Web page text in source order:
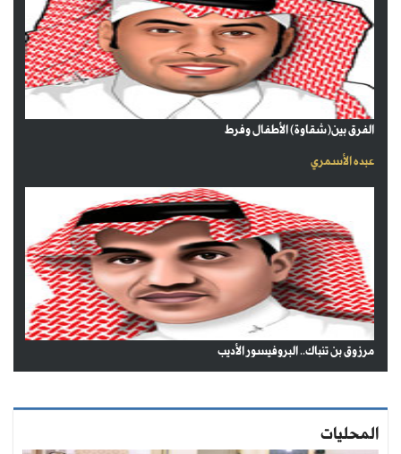
الفرق بين(شقاوة) الأطفال وفرط
عبده الأسمري
مرزوق بن تنباك.. البروفيسور الأديب
المحليات